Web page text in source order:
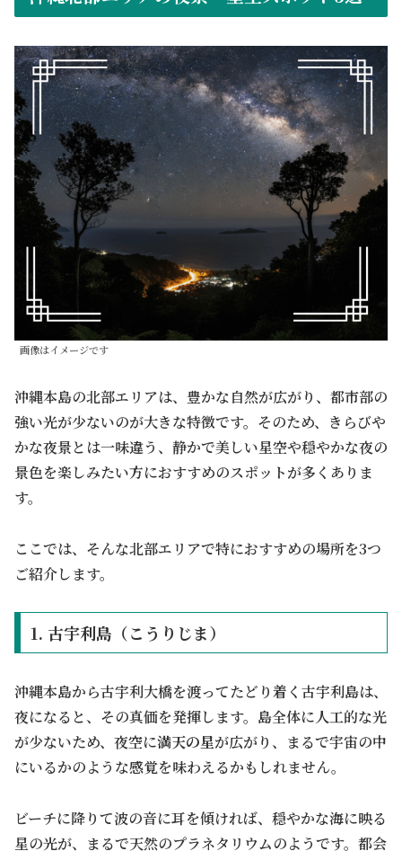
画像はイメージです
沖縄本島の北部エリアは、豊かな自然が広がり、都市部の
強い光が少ないのが大きな特徴です。そのため、きらびや
かな夜景とは一味違う、静かで美しい星空や穏やかな夜の
景色を楽しみたい方におすすめのスポットが多くありま
す。
ここでは、そんな北部エリアで特におすすめの場所を3つ
ご紹介します。
1. 古宇利島（こうりじま）
沖縄本島から古宇利大橋を渡ってたどり着く古宇利島は、
夜になると、その真価を発揮します。島全体に人工的な光
が少ないため、夜空に満天の星が広がり、まるで宇宙の中
にいるかのような感覚を味わえるかもしれません。
ビーチに降りて波の音に耳を傾ければ、穏やかな海に映る
星の光が、まるで天然のプラネタリウムのようです。都会